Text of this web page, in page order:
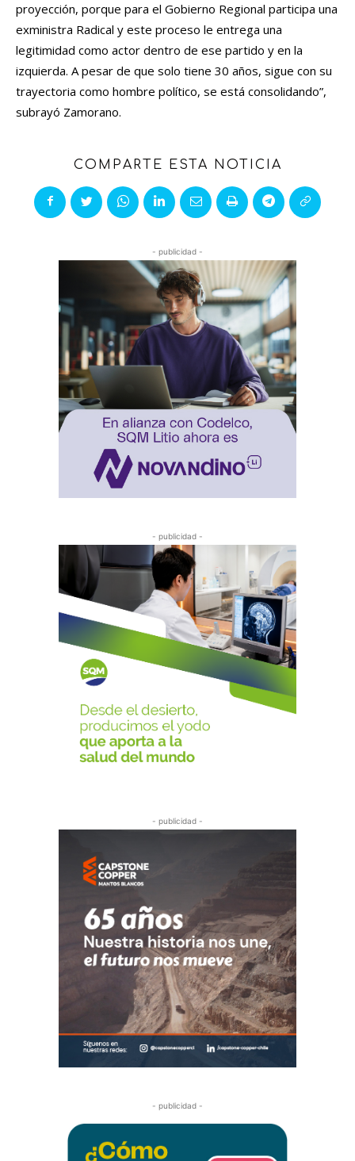
proyección, porque para el Gobierno Regional participa una
exministra Radical y este proceso le entrega una
legitimidad como actor dentro de ese partido y en la
izquierda. A pesar de que solo tiene 30 años, sigue con su
trayectoria como hombre político, se está consolidando”,
subrayó Zamorano.
COMPARTE ESTA NOTICIA
- publicidad -
- publicidad -
- publicidad -
- publicidad -